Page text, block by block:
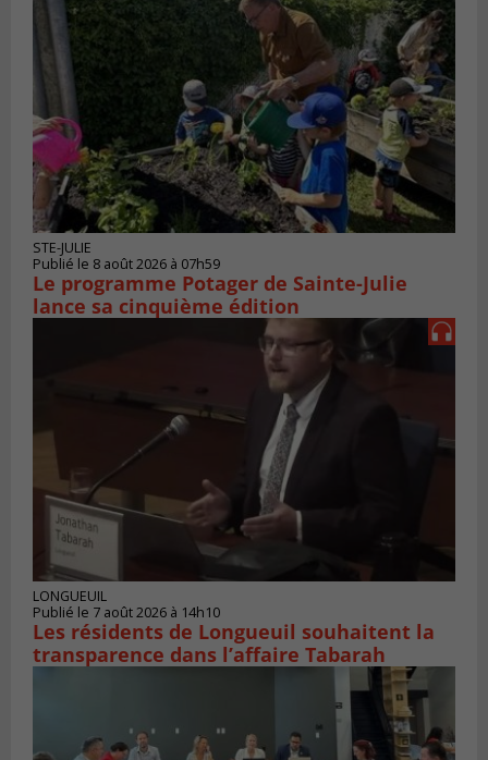
STE-JULIE
Publié le 8 août 2026 à 07h59
Le programme Potager de Sainte-Julie
lance sa cinquième édition
LONGUEUIL
Publié le 7 août 2026 à 14h10
Les résidents de Longueuil souhaitent la
transparence dans l’affaire Tabarah